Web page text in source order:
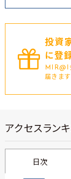
投資
に登
MIR@I
届きます
アクセスラン
日次